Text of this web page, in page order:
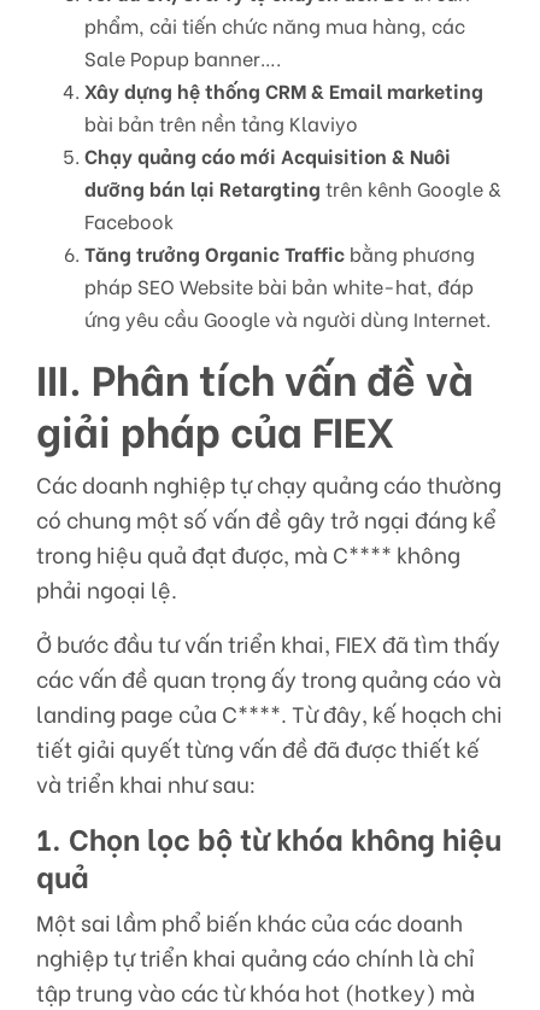
phẩm, cải tiến chức năng mua hàng, các
Sale Popup banner….
Xây dựng hệ thống CRM & Email marketing
bài bản trên nền tảng Klaviyo
Chạy quảng cáo mới Acquisition & Nuôi
dưỡng bán lại Retargting trên kênh Google &
Facebook
Tăng trưởng Organic Traffic bằng phương
pháp SEO Website bài bản white-hat, đáp
ứng yêu cầu Google và người dùng Internet.
III. Phân tích vấn đề và
giải pháp của FIEX
Các doanh nghiệp tự chạy quảng cáo thường
có chung một số vấn đề gây trở ngại đáng kể
trong hiệu quả đạt được, mà C**** không
phải ngoại lệ.
Ở bước đầu tư vấn triển khai, FIEX đã tìm thấy
các vấn đề quan trọng ấy trong quảng cáo và
landing page của C****. Từ đây, kế hoạch chi
tiết giải quyết từng vấn đề đã được thiết kế
và triển khai như sau:
1. Chọn lọc bộ từ khóa không hiệu
quả
Một sai lầm phổ biến khác của các doanh
nghiệp tự triển khai quảng cáo chính là chỉ
tập trung vào các từ khóa hot (hotkey) mà